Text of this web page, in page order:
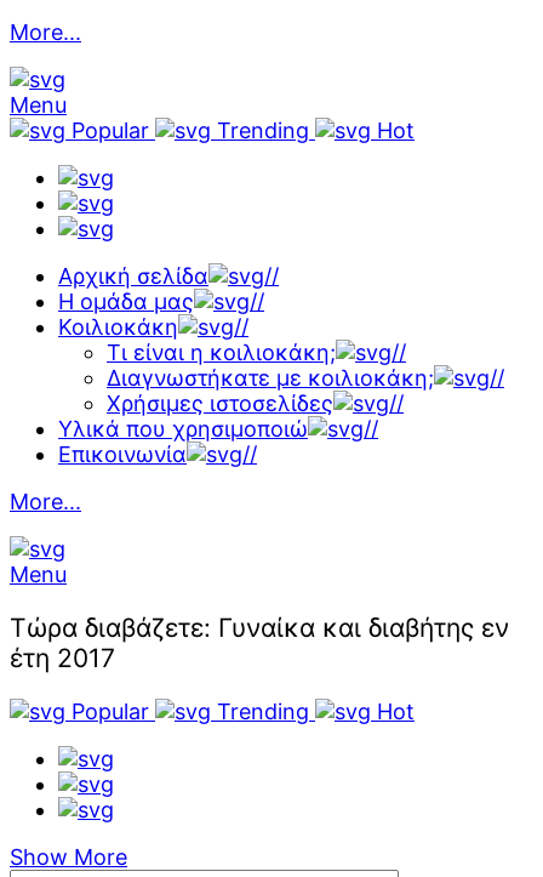
More...
Menu
Popular
Trending Hot
Αρχική σελίδα
//
Η ομάδα μας
//
Κοιλιοκάκη
//
Τι είναι η κοιλιοκάκη;
//
Διαγνωστήκατε με κοιλιοκάκη;
//
Χρήσιμες ιστοσελίδες
//
Υλικά που χρησιμοποιώ
//
Επικοινωνία
//
More...
Menu
Τώρα διαβάζετε: Γυναίκα και διαβήτης εν
έτη 2017
Popular Trending Hot
Show More